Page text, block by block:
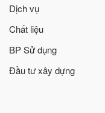
Dịch vụ
Chất liệu
BP Sử dụng
Đầu tư xây dựng